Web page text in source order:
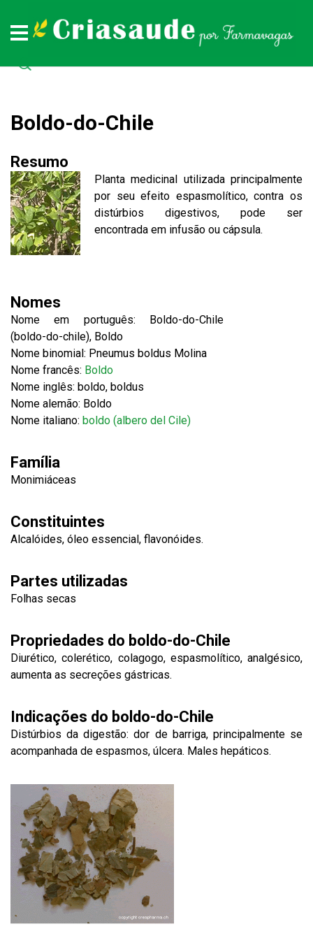
Boldo-do-Chile
Resumo
Planta medicinal utilizada principalmente
por seu efeito espasmolítico, contra os
distúrbios digestivos, pode ser
encontrada em infusão ou cápsula.
Nomes
Nome em português: Boldo-do-Chile
(boldo-do-chile), Boldo
Nome binomial: Pneumus boldus Molina
Nome francês: Boldo
Nome inglês: boldo, boldus
Nome alemão: Boldo
Nome italiano: boldo (albero del Cile)
Família
Monimiáceas
Constituintes
Alcalóides, óleo essencial, flavonóides.
Partes utilizadas
Folhas secas
Propriedades do boldo-do-Chile
Diurético, colerético, colagogo, espasmolítico, analgésico,
aumenta as secreções gástricas.
Indicações do boldo-do-Chile
Distúrbios da digestão: dor de barriga, principalmente se
acompanhada de espasmos, úlcera. Males hepáticos.